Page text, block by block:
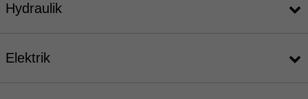
Hydraulik
Elektrik